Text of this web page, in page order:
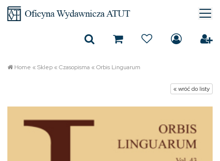
Home «Sklep«Czasopisma «Orbis Linguarum
« wróć do listy